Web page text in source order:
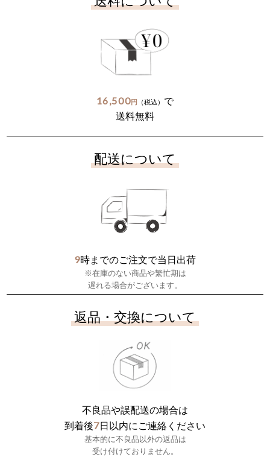
16,500円 （税込） で
送料無料
配送について
9時までのご注文で当日出荷
※在庫のない商品や繁忙期は
遅れる場合がございます。
返品・交換について
不良品や誤配送の場合は
到着後7日以内にご連絡ください
基本的に不良品以外の返品は
受け付けておりません。